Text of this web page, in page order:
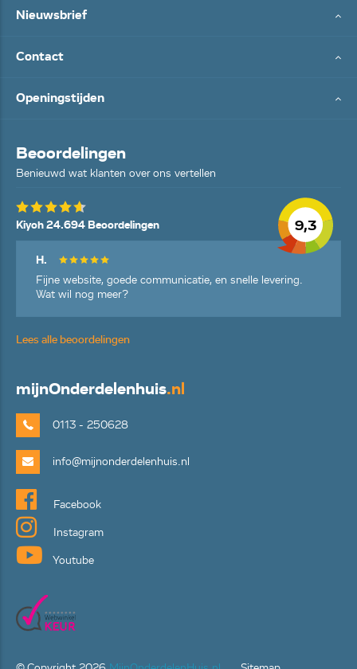
Nieuwsbrief
Contact
Openingstijden
Beoordelingen
Benieuwd wat klanten over ons vertellen
9,3
Kiyoh 24.694 Beoordelingen
H.
Fijne website, goede communicatie, en snelle levering.
Wat wil nog meer?
Lees alle beoordelingen
mijnOnderdelenhuis.nl
0113 - 250628
info@mijnonderdelenhuis.nl
Facebook
Instagram
Youtube